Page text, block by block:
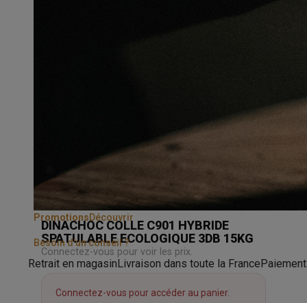
PromotionsDécouvrir
Besoin d'un conseil ?
Retrait en magasin Livraison dans toute la France
DINACHOC COLLE C901 HYBRIDE
SPATULABLE ECOLOGIQUE 3DB 15KG
Connectez-vous pour voir les prix.
Connectez-vous pour accéder au panier.